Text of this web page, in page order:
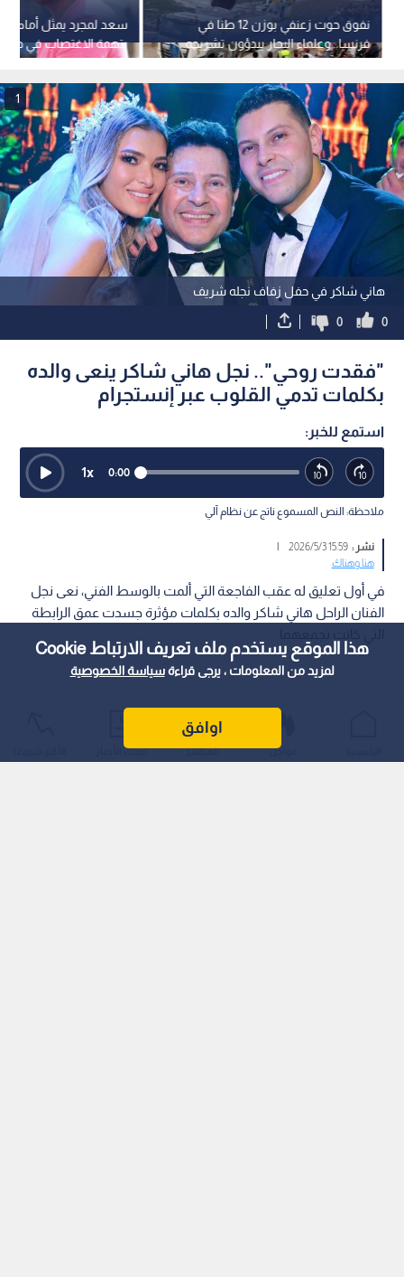
هذا الموقع يستخدم ملف تعريف الارتباط Cookie
لمزيد من المعلومات ، يرجى قراءةسياسة الخصوصية
اوافق
سعد لمجرد يمثل أمام
بتهمة الاغتصاب في
نفوق حوت زعنفي بوزن 12 طنا في
فرنسا.. وعلماء البحار يبدؤون تشريحه..
فيديو
هاني شاكر في حفل زفاف نجله شريف
1
0
0
"فقدت روحي".. نجل هاني شاكر ينعى والده
بكلمات تدمي القلوب عبر إنستجرام
استمع للخبر:
0:00
1x
ملاحظة: النص المسموع ناتج عن نظام آلي
نشر :15:59 2026/5/3
|
هنا وهناك
في أول تعليق له عقب الفاجعة التي ألمت بالوسط الفني، نعى نجل
الفنان الراحل هاني شاكر والده بكلمات مؤثرة جسدت عمق الرابطة
عواجل المباشر أحدث الأخبار